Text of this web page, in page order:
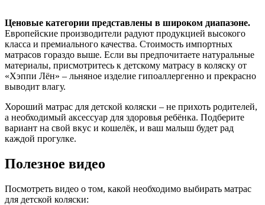
Ценовые категории представлены в широком диапазоне.
Европейские производители радуют продукцией высокого
класса и премиального качества. Стоимость импортных
матрасов гораздо выше. Если вы предпочитаете натуральные
материалы, присмотритесь к детскому матрасу в коляску от
«Хэппи Лён» – льняное изделие гипоаллергенно и прекрасно
выводит влагу.
Хороший матрас для детской коляски – не прихоть родителей,
а необходимый аксессуар для здоровья ребёнка. Подберите
вариант на свой вкус и кошелёк, и ваш малыш будет рад
каждой прогулке.
Полезное видео
Посмотреть видео о том, какой необходимо выбирать матрас
для детской коляски: